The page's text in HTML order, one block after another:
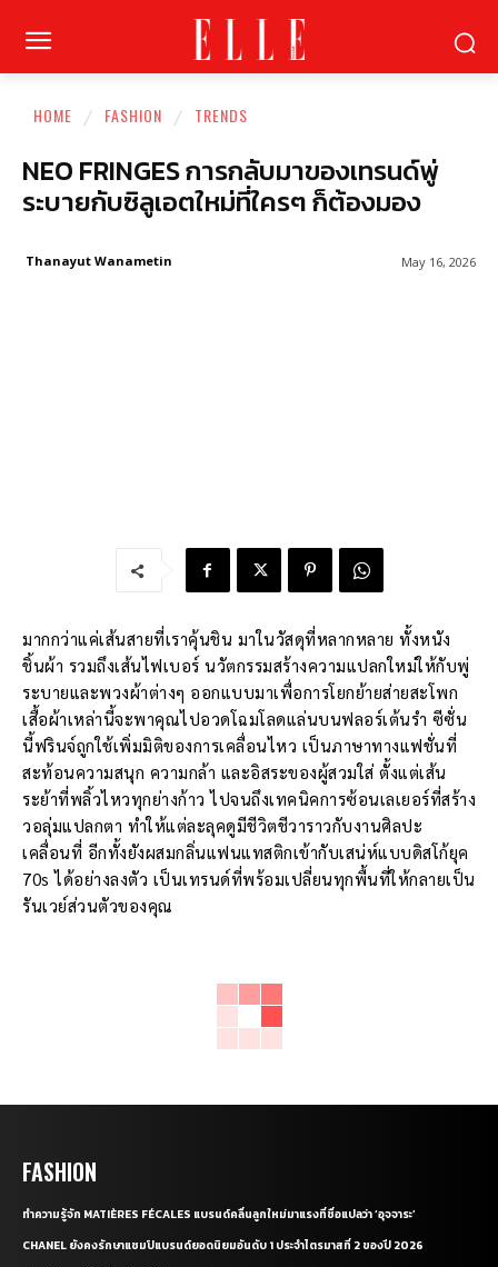
HOME FASHION TRENDS
NEO FRINGES การกลับมาของเทรนด์พู่
ระบายกับซิลูเอตใหม่ที่ใครๆ ก็ต้องมอง
May 16, 2026
Thanayut Wanametin
มากกว่าแค่เส้นสายที่เราคุ้นชิน มาในวัสดุที่หลากหลาย ทั้งหนัง
ชิ้นผ้า รวมถึงเส้นไฟเบอร์ นวัตกรรมสร้างความแปลกใหม่ให้กับพู่
ระบายและพวงผ้าต่างๆ ออกแบบมาเพื่อการโยกย้ายส่ายสะโพก
เสื้อผ้าเหล่านี้จะพาคุณไปอวดโฉมโลดแล่นบนฟลอร์เต้นรำ ซีซั่น
นี้ฟรินจ์ถูกใช้เพิ่มมิติของการเคลื่อนไหว เป็นภาษาทางแฟชั่นที่
สะท้อนความสนุก ความกล้า และอิสระของผู้สวมใส่ ตั้งแต่เส้น
ระย้าที่พลิ้วไหวทุกย่างก้าว ไปจนถึงเทคนิคการซ้อนเลเยอร์ที่สร้าง
วอลุ่มแปลกตา ทำให้แต่ละลุคดูมีชีวิตชีวาราวกับงานศิลปะ
เคลื่อนที่ อีกทั้งยังผสมกลิ่นแฟนแทสติกเข้ากับเสน่ห์แบบดิสโก้ยุค
70s ได้อย่างลงตัว เป็นเทรนด์ที่พร้อมเปลี่ยนทุกพื้นที่ให้กลายเป็น
รันเวย์ส่วนตัวของคุณ
FASHION
ทำความรู้จัก MATIÈRES FÉCALES แบรนด์คลื่นลูกใหม่มาแรงที่ชื่อแปลว่า ‘อุจจาระ’
CHANEL ยังคงรักษาแชมป์แบรนด์ยอดนิยมอันดับ 1 ประจำไตรมาสที่ 2 ของปี 2026